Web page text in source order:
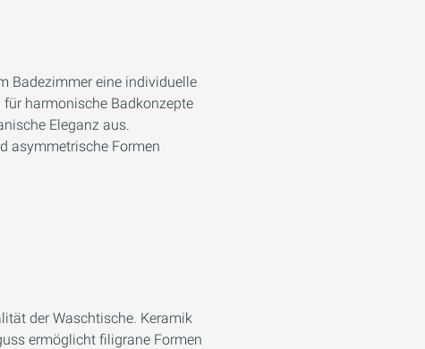
Badezimmer eine individuelle
harmonische Badkonzepte
Eleganz aus.
asymmetrische Formen
der Waschtische. Keramik
ermöglicht filigrane Formen